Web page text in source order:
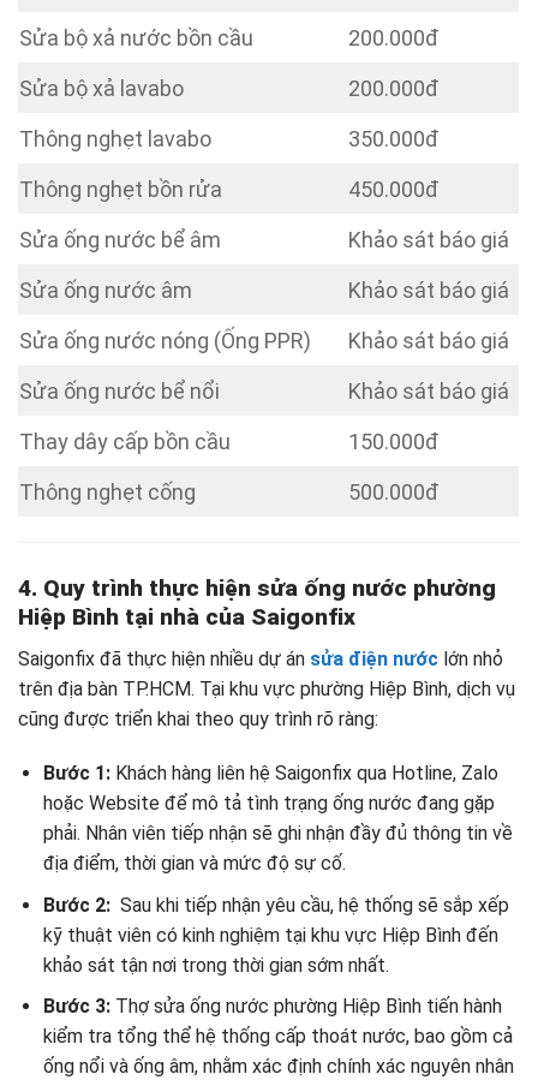
Sửa bộ xả nước bồn cầu
200.000đ
Sửa bộ xả lavabo
200.000đ
Thông nghẹt lavabo
350.000đ
Thông nghẹt bồn rửa
450.000đ
Sửa ống nước bể âm
Khảo sát báo giá
Sửa ống nước âm
Khảo sát báo giá
Sửa ống nước nóng (Ống PPR)
Khảo sát báo giá
Sửa ống nước bể nổi
Khảo sát báo giá
Thay dây cấp bồn cầu
150.000đ
Thông nghẹt cống
500.000đ
4. Quy trình thực hiện sửa ống nước phường
Hiệp Bình tại nhà của Saigonfix
Saigonfix đã thực hiện nhiều dự án sửa điện nước lớn nhỏ
trên địa bàn TP.HCM. Tại khu vực phường Hiệp Bình, dịch vụ
cũng được triển khai theo quy trình rõ ràng:
Bước 1:Khách hàng liên hệ Saigonfix qua Hotline, Zalo
hoặc Website để mô tả tình trạng ống nước đang gặp
phải. Nhân viên tiếp nhận sẽ ghi nhận đầy đủ thông tin về
địa điểm, thời gian và mức độ sự cố.
Bước 2: Sau khi tiếp nhận yêu cầu, hệ thống sẽ sắp xếp
kỹ thuật viên có kinh nghiệm tại khu vực Hiệp Bình đến
khảo sát tận nơi trong thời gian sớm nhất.
Bước 3:Thợ sửa ống nước phường Hiệp Bình tiến hành
kiểm tra tổng thể hệ thống cấp thoát nước, bao gồm cả
ống nổi và ống âm, nhằm xác định chính xác nguyên nhân